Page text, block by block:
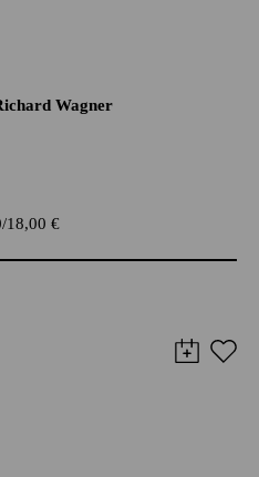
Wagner
18,00 €